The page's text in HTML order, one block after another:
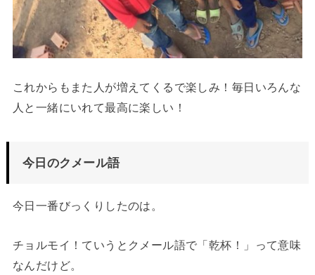
これからもまた人が増えてくるで楽しみ！毎日いろんな
人と一緒にいれて最高に楽しい！
今日のクメール語
今日一番びっくりしたのは。
チョルモイ！ていうとクメール語で「乾杯！」って意味
なんだけど。